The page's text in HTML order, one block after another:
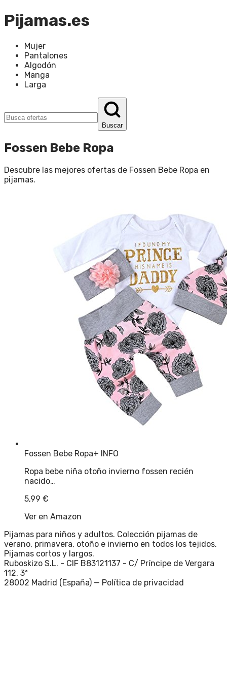
Pijamas.es
Mujer
Pantalones
Algodón
Manga
Larga
Buscar
Fossen Bebe Ropa
Descubre las mejores ofertas de Fossen Bebe Ropa en
pijamas.
Fossen Bebe Ropa+ INFO
Ropa bebe niña otoño invierno fossen recién
nacido…
5,99 €
Ver en Amazon
Pijamas para niños y adultos. Colección pijamas de
verano, primavera, otoño e invierno en todos los tejidos.
Pijamas cortos y largos.
Ruboskizo S.L. - CIF B83121137 - C/ Príncipe de Vergara
112, 3ª
28002 Madrid (España) — Política de privacidad